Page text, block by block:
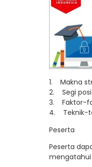
1. Makna
2. Segi
3. Faktor-
4. Teknik-
Peserta
Peserta